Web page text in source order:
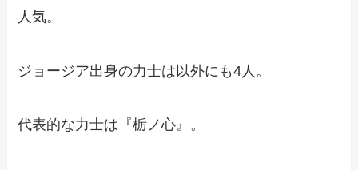
人気。
ジョージア出身の力士は以外にも4人。
代表的な力士は『栃ノ心』。